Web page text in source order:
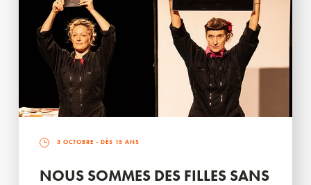
3 OCTOBRE - DÈS 15 ANS
NOUS SOMMES DES FILLES SANS